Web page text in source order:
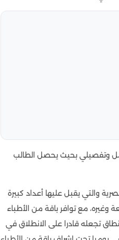
وتفصيلي بحيث يحصل الطالب
والتي يقبل عليها أعداد كبيرة
وغيره، مع توافر باقة من الأطباء
تجعله قادرا على الانطلاق في